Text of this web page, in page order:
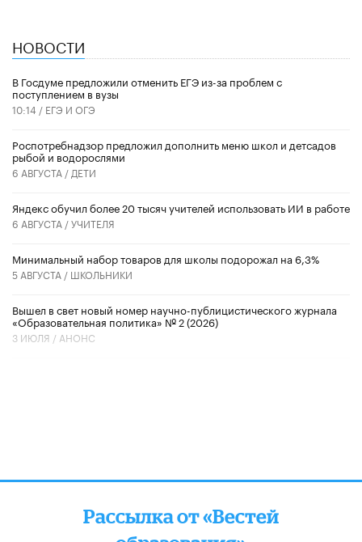
НОВОСТИ
В Госдуме предложили отменить ЕГЭ из-за проблем с
поступлением в вузы
10:14 / ЕГЭ И ОГЭ
Роспотребнадзор предложил дополнить меню школ и детсадов
рыбой и водорослями
6 АВГУСТА / ДЕТИ
​Яндекс обучил более 20 тысяч учителей использовать ИИ в работе
6 АВГУСТА /УЧИТЕЛЯ
Минимальный набор товаров для школы подорожал на 6,3%
5 АВГУСТА / ШКОЛЬНИКИ
Вышел в свет новый номер научно-публицистического журнала
«Образовательная политика» № 2 (2026)
3 ИЮЛЯ / АНОНС
Рассылка от «Вестей